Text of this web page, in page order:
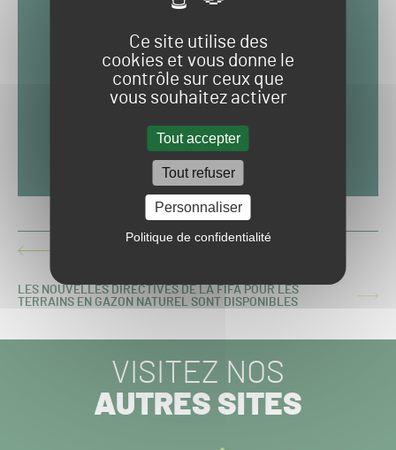
Ce site utilise des
cookies et vous donne le
contrôle sur ceux que
vous souhaitez activer
Tout accepter
Tout refuser
Personnaliser
Politique de confidentialité
ARTICLE
PRÉCÉDENT :
ARTICLE
LES NOUVELLES DIRECTIVES DE LA FIFA POUR LES
TERRAINS EN GAZON NATUREL SONT DISPONIBLES
VISITEZ NOS
AUTRES SITES